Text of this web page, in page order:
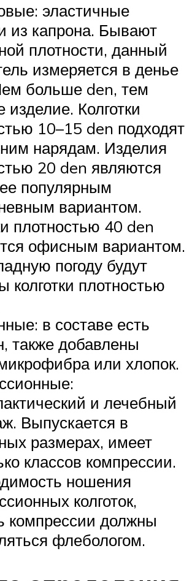
эластичные
из капрона. Бывают
плотности, данный
измеряется в денье
больше den, тем
изделие. Колготки
10–15 den подходят
нарядам. Изделия
20 den являются
популярным
вариантом.
плотностью 40 den
офисным вариантом.
погоду будут
колготки плотностью
в составе есть
также добавлены
или хлопок.
и лечебный
Выпускается в
размерах, имеет
классов компрессии.
ношения
колготок,
компрессии должны
флебологом.